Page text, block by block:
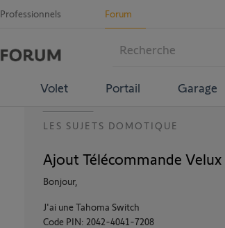
Professionnels Forum
Volet Portail Garage
LES SUJETS DOMOTIQUE
Ajout Télécommande
Bonjour,
J'ai une Tahoma Switch
Code PIN: 2042-4041-7208